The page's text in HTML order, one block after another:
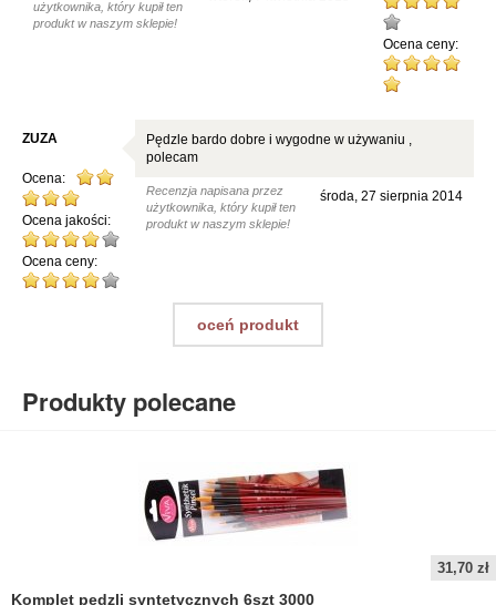
Ocena ceny:
użytkownika, który kupił ten
produkt w naszym sklepie!
ZUZA
Ocena:
Ocena jakości:
Ocena ceny:
Pędzle bardo dobre i wygodne w używaniu ,
polecam
środa, 27 sierpnia 2014
Recenzja napisana przez
użytkownika, który kupił ten
produkt w naszym sklepie!
oceń produkt
Produkty polecane
31,70 zł
Komplet pędzli syntetycznych 6szt 3000